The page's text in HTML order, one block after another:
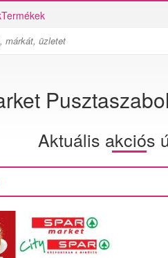
Termékek
Aktuális akciós